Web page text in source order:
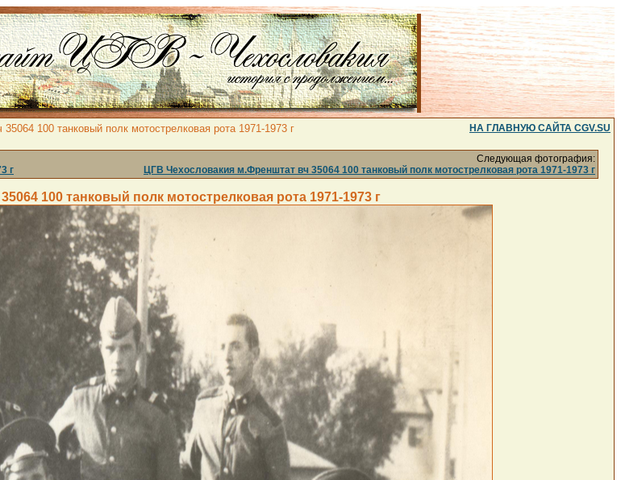
100 танковый полк мотострелковая рота 1971-1973 г НА ГЛАВНУЮ САЙТА CGV.SU
г
Следующая фотография:
ЦГВ Чехословакия м.Френштат вч 35064 100 танковый полк мотострелковая рота 1971-1973 г
100 танковый полк мотострелковая рота 1971-1973 г